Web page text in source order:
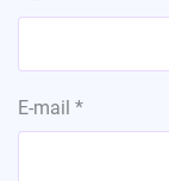
E-mail *